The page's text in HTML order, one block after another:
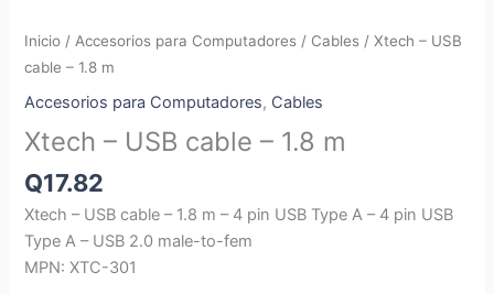
Inicio / Accesorios para Computadores / Cables / Xtech – USB
cable – 1.8 m
Accesorios para Computadores, Cables
Xtech – USB cable – 1.8 m
Q17.82
Xtech – USB cable – 1.8 m – 4 pin USB Type A – 4 pin USB
Type A – USB 2.0 male-to-fem
MPN: XTC-301